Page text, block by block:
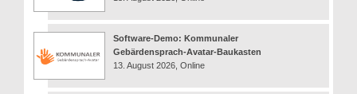
Software-Demo: Kommunaler
Gebärdensprach-Avatar-Baukasten
13. August 2026, Online